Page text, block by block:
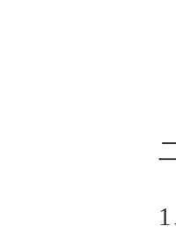
二
1、